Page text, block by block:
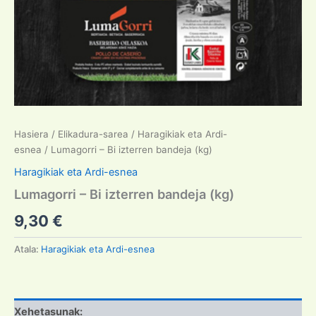
Hasiera / Elikadura-sarea / Haragikiak eta Ardi-
esnea / Lumagorri – Bi izterren bandeja (kg)
Haragikiak eta Ardi-esnea
Lumagorri – Bi izterren bandeja (kg)
9,30 €
Atala: Haragikiak eta Ardi-esnea
Xehetasunak: